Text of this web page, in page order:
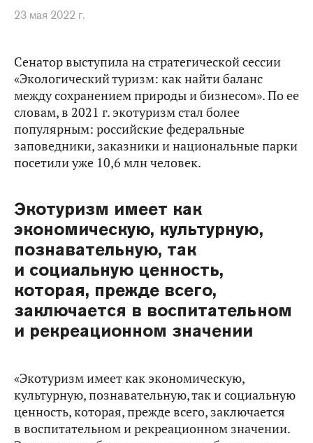
23 мая 2022 г.
Сенатор выступила на стратегической сессии
«Экологический туризм: как найти баланс
между сохранением природы и бизнесом». По ее
словам, в 2021 г. экотуризм стал более
популярным: российские федеральные
заповедники, заказники и национальные парки
посетили уже 10,6 млн человек.
Экотуризм имеет как
экономическую, культурную,
познавательную, так
и социальную ценность,
которая, прежде всего,
заключается в воспитательном
и рекреационном значении
«Экотуризм имеет как экономическую,
культурную, познавательную, так и социальную
ценность, которая, прежде всего, заключается
в воспитательном и рекреационном значении.